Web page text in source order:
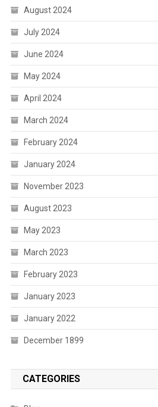
August 2024
July 2024
June 2024
May 2024
April 2024
March 2024
February 2024
January 2024
November 2023
August 2023
May 2023
March 2023
February 2023
January 2023
January 2022
December 1899
CATEGORIES